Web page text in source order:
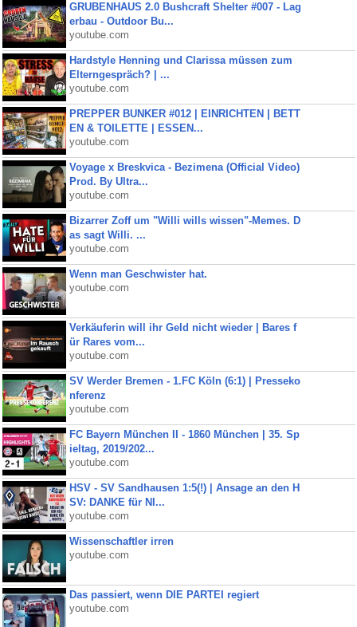
GRUBENHAUS 2.0 Bushcraft Shelter #007 - Lag
erbau - Outdoor Bu...
youtube.com
Hardstyle Henning und Clarissa müssen zum
Elterngespräch? | ...
youtube.com
PREPPER BUNKER #012 | EINRICHTEN | BETT
EN & TOILETTE | ESSEN...
youtube.com
Voyage x Breskvica - Bezimena (Official Video)
Prod. By Ultra...
youtube.com
Bizarrer Zoff um "Willi wills wissen"-Memes. D
as sagt Willi. ...
youtube.com
Wenn man Geschwister hat.
youtube.com
Verkäuferin will ihr Geld nicht wieder | Bares f
ür Rares vom...
youtube.com
SV Werder Bremen - 1.FC Köln (6:1) | Presseko
nferenz
youtube.com
FC Bayern München II - 1860 München | 35. Sp
ieltag, 2019/202...
youtube.com
HSV - SV Sandhausen 1:5(!) | Ansage an den H
SV: DANKE für NI...
youtube.com
Wissenschaftler irren
youtube.com
Das passiert, wenn DIE PARTEI regiert
youtube.com